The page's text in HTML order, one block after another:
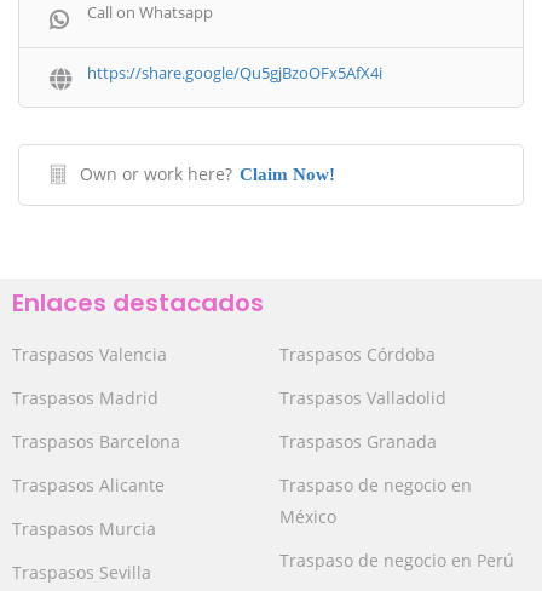
Call on Whatsapp
https://share.google/Qu5gjBzoOFx5AfX4i
Own or work here? Claim Now!
Enlaces destacados
Traspasos Valencia
Traspasos Madrid
Traspasos Barcelona
Traspasos Alicante
Traspasos Murcia
Traspasos Sevilla
Traspasos Córdoba
Traspasos Valladolid
Traspasos Granada
Traspaso de negocio en
México
Traspaso de negocio en Perú